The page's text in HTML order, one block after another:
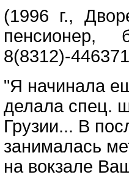
(1996 г.,
пенсионер,
8(8312)-
"Я начинала
делала спец.
Грузии... В
занималась
на вокзале